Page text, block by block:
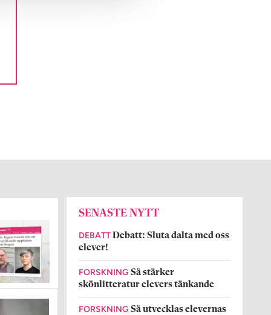
SENASTE NYTT
DEBATT Debatt: Sluta dalta med oss
elever!
FORSKNING Så stärker
skönlitteratur elevers tänkande
FORSKNING Så utvecklas elevernas